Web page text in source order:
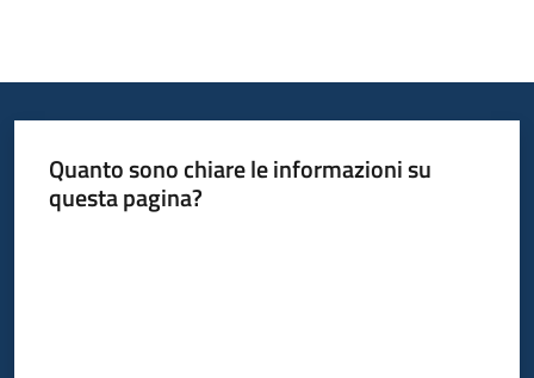
Quanto sono chiare le informazioni su
questa pagina?